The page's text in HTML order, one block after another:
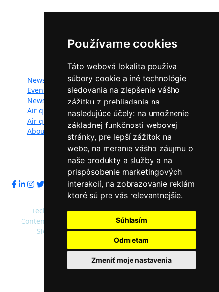
Používame cookies
Táto webová lokalita používa
súbory cookie a iné technológie
sledovania na zlepšenie vášho
zážitku z prehliadania na
nasledujúce účely: na umožnenie
základnej funkčnosti webovej
stránky, pre lepší zážitok na
webe, na meranie vášho záujmu o
naše produkty a služby a na
prispôsobenie marketingových
interakcií, na zobrazovanie reklám
ktoré sú pre vás relevantnejšie.
Súhlasím
Odmietam
Zmeniť moje nastavenia
Website map:
News
Events
Newsletter
Air quality
Air quality managers
About
Documents
Photogallery
Videogallery
Contacts
Privacy policy
Follow us:
Technical operator: Slovak Environment Agency
Content administrator: Ministry of Environment of the
Slovak Republic, Slovak Environment Agency
Default Color
High Contrast
© 2020 - 2026 Slovak Environment Agency and